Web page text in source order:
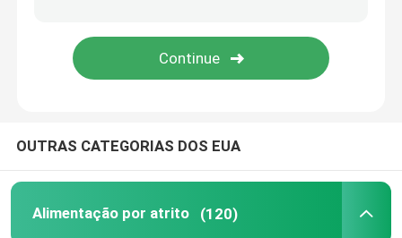
Sistemas de codificação por jato de tinta
Codificação do suporte da impressora a jato de tinta
OUTRAS CATEGORIAS DOS EUA
Alimentação por atrito (120)